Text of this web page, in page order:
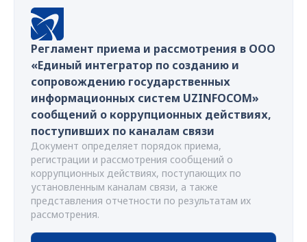
Регламент приема и рассмотрения в ООО
«Единый интегратор по созданию и
сопровождению государственных
информационных систем UZINFOCOM»
сообщений о коррупционных действиях,
поступивших по каналам связи
Документ определяет порядок приема,
регистрации и рассмотрения сообщений о
коррупционных действиях, поступающих по
установленным каналам связи, а также
представления отчетности по результатам их
рассмотрения.